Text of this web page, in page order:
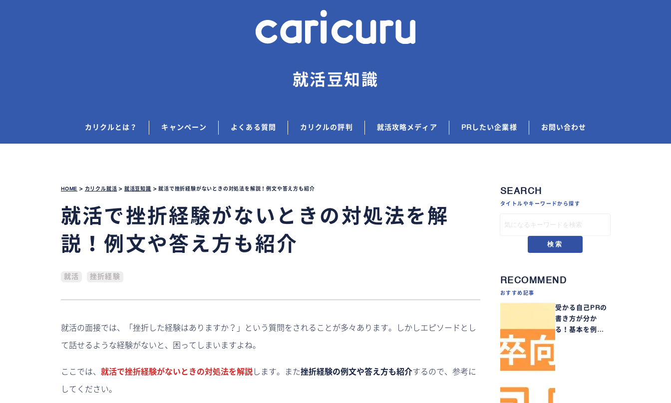
就活豆知識
カリクルとは？ キャンペーン よくある質問 カリクルの評判 就活攻略メディア PRしたい企業様 お問い合わせ
HOME > カリクル就活 > 就活豆知識 >就活で挫折経験がないときの対処法を解説！例文や答え方も紹介
就活で挫折経験がないときの対処法を解
説！例文や答え方も紹介
就活 挫折経験
就活の面接では、「挫折した経験はありますか？」という質問をされることが多々あります。しかしエピソードとし
て話せるような経験がないと、困ってしまいますよね。
ここでは、 就活で挫折経験がないときの対処法を解説 します。また挫折経験の例文や答え方も紹介するので、参考に
してください。
SEARCH
タイトルやキーワードから探す
検索
RECOMMEND
おすすめ記事
受かる自己PRの
書き方が分か
る！基本を例…